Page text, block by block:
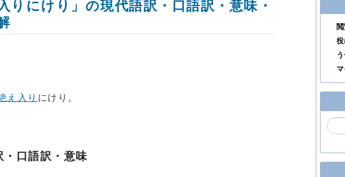
りにけり」の現代語訳・口語訳・意味・
え入り にけり。
・口語訳・意味